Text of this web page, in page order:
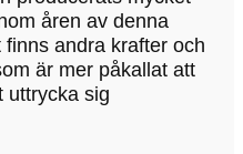
åren av denna
andra krafter och
är mer påkallat att
uttrycka sig